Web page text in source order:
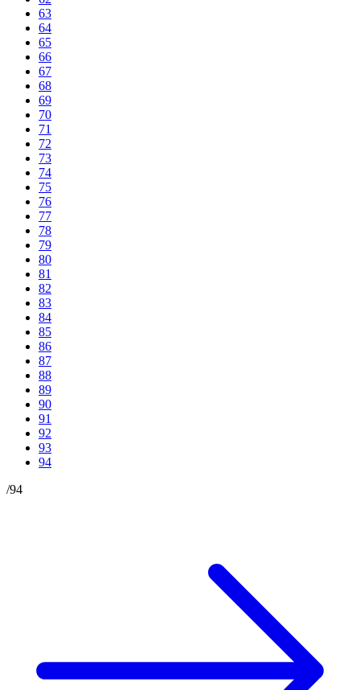
63
64
65
66
67
68
69
70
71
72
73
74
75
76
77
78
79
80
81
82
83
84
85
86
87
88
89
90
91
92
93
94
/94